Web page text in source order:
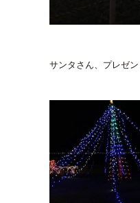
サンタさん、プレゼ